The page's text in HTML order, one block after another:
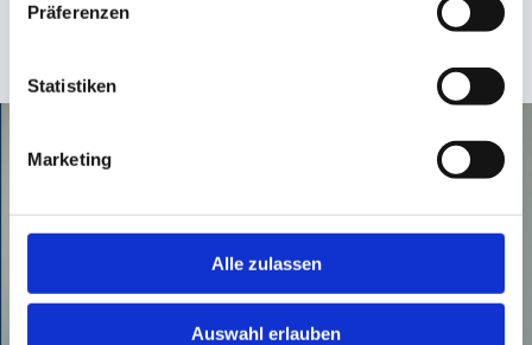
Präferenzen
Statistiken
Marketing
Alle zulassen
Auswahl erlauben